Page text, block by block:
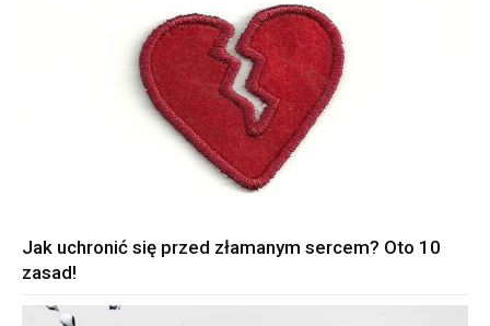
Jak uchronić się przed złamanym sercem? Oto 10
zasad!